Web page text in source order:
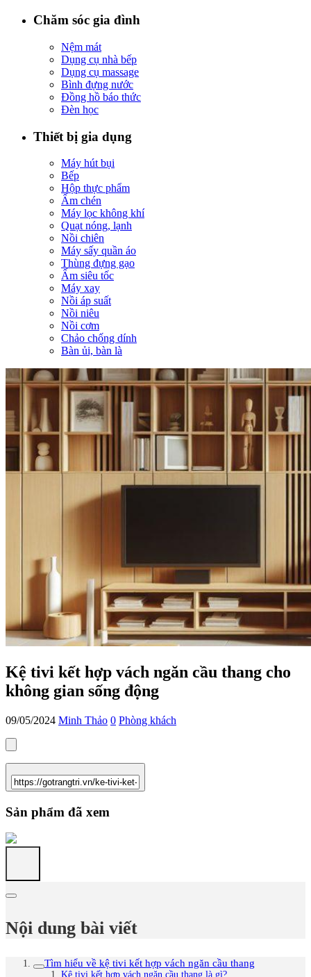
Chăm sóc gia đình
Nệm mát
Dụng cụ nhà bếp
Dụng cụ massage
Bình đựng nước
Đồng hồ báo thức
Đèn học
Thiết bị gia dụng
Máy hút bụi
Bếp
Hộp thực phẩm
Ấm chén
Máy lọc không khí
Quạt nóng, lạnh
Nồi chiên
Máy sấy quần áo
Thùng đựng gạo
Ấm siêu tốc
Máy xay
Nồi áp suất
Nồi niêu
Nồi cơm
Chảo chống dính
Bàn ủi, bàn là
Kệ tivi kết hợp vách ngăn cầu thang cho
không gian sống động
09/05/2024 Minh Thảo 0 Phòng khách
Sản phẩm đã xem
Nội dung bài viết
Tìm hiểu về kệ tivi kết hợp vách ngăn cầu thang
Kệ tivi kết hợp vách ngăn cầu thang là gì?